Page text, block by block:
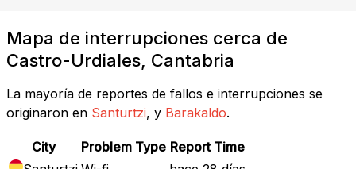
Mapa de interrupciones cerca de
Castro-Urdiales, Cantabria
La mayoría de reportes de fallos e interrupciones se
originaron en Santurtzi, y Barakaldo.
City Problem Type Report Time